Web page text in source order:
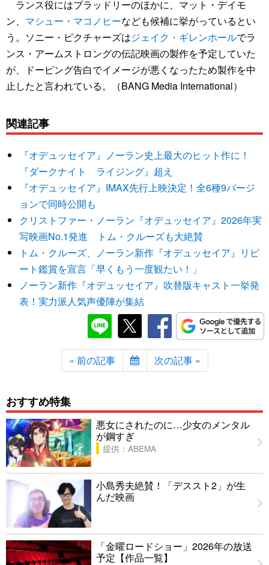
ランス役にはブラッドリーのほかに、マット・デイモ
ン、 マシュー・マコノヒーなども候補に挙がっているとい
う。ソニー・ピクチャーズはジェイク・ギレンホールでラ
ンス・アームストロングの伝記映画の製作を予定していた
が、ドーピング告白でイメージが悪くなったため製作を中
止したと言われている。（BANG Media International）
関連記事
『オデュッセイア』ノーラン史上最大のヒット作に！
『ダークナイト ライジング』超え
『オデュッセイア』IMAX先行上映決定！全6種9バージ
ョンで同時公開も
クリストファー・ノーラン『オデュッセイア』2026年実
写映画No.1発進 トム・クルーズも大絶賛
トム・クルーズ、ノーラン新作『オデュッセイア』リピ
ート鑑賞を宣言「早くもう一度観たい！」
ノーラン新作『オデュッセイア』吹替版キャスト一挙発
表！実力派人気声優陣が集結
« 前の記事 次の記事 »
おすすめ特集
悪女にされたのに…少女のメンタル
が鋼すぎ
提供：ABEMA
小島秀夫絶賛！「デススト2」が生
んだ映画
「金曜ロードショー」2026年の放送
予定【作品一覧】